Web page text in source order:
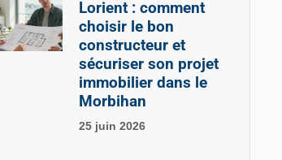
Lorient : comment
choisir le bon
constructeur et
sécuriser son projet
immobilier dans le
Morbihan
25 juin 2026